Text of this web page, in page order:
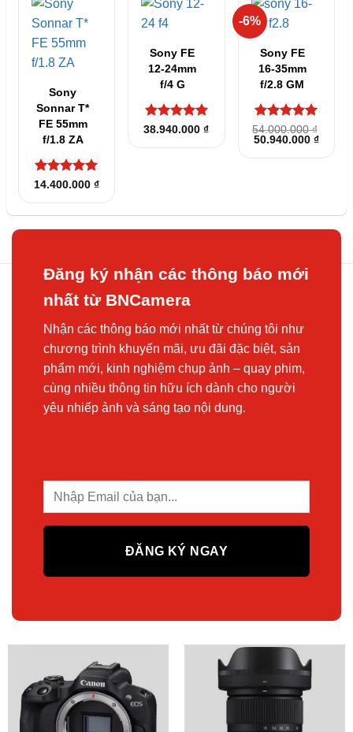
Sony
Sonnar T*
FE 55mm
f/1.8 ZA
Được xếp
14.400.000₫
Sony FE
12-24mm
f/4 G
Được xếp
38.940.000₫
-6%
Sony FE
16-35mm
f/2.8 GM
Được xếp
hạng55
54.000.000₫
Giá
là:
50.940.000 ₫Giá
hiện
tại
Đăng ký nhận các thông báo mới
nhất từ BNCamera
Nhận các thông báo mới nhất từ chúng tôi như
chương trình khuyến mãi, ưu đãi đặc biệt, sản
phẩm mới, kinh nghiệm chụp ảnh – quay phim,
cùng nhiều thông tin hữu ích dành cho người
yêu nhiếp ảnh và sáng tạo nội dung.